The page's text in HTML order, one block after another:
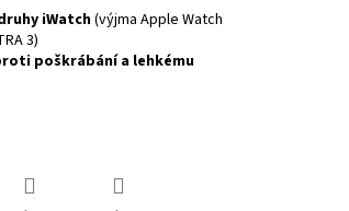
iWatch(výjma Apple Watch
3)
poškrábání a lehkému